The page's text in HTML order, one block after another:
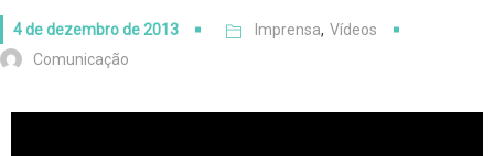
4 de dezembro de 2013 Imprensa, Vídeos
Comunicação